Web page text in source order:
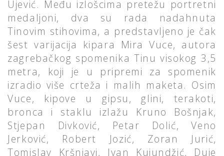
Ujević. Među izlošcima pretežu portretni
medaljoni, dva su rada nadahnuta
Tinovim stihovima, a predstavljeno je čak
šest varijacija kipara Mira Vuce, autora
zagrebačkog spomenika Tinu visokog 3,5
metra, koji je u pripremi za spomenik
izradio više crteža i malih maketa. Osim
Vuce, kipove u gipsu, glini, terakoti,
bronca i staklu izlažu Kruno Bošnjak,
Stjepan Divković, Petar Dolić, Veno
Jerković, Robert Jozić, Zoran Jurić,
Tomislav Kršnjavi, Ivan Kujundžić, Duje